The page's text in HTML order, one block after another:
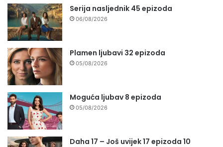
Serija nasljednik 45 epizoda
06/08/2026
Plamen ljubavi 32 epizoda
05/08/2026
Moguća ljubav 8 epizoda
05/08/2026
Daha 17 – Još uvijek 17 epizoda 10